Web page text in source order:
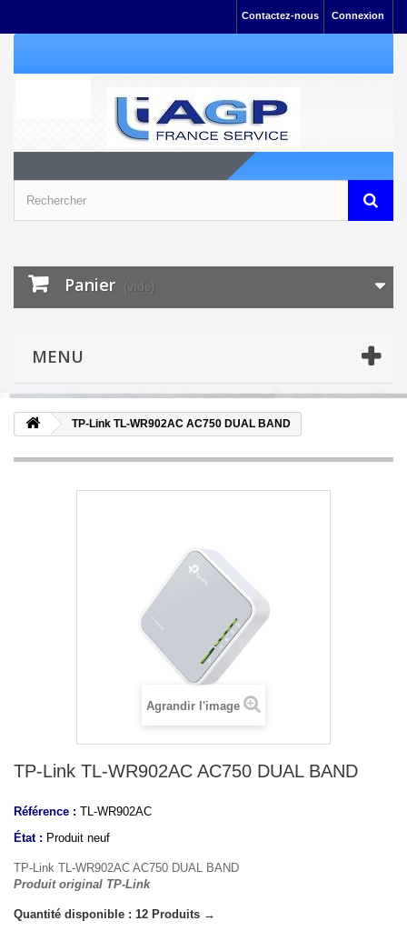
Connexion
Contactez-nous
Panier (vide)
MENU
TP-Link TL-WR902AC AC750 DUAL BAND
Agrandir l'image
TP-Link TL-WR902AC AC750 DUAL BAND
Référence : TL-WR902AC
État : Produit neuf
TP-Link TL-WR902AC AC750 DUAL BAND
Produit original TP-Link
Quantité disponible : 12 Produits →